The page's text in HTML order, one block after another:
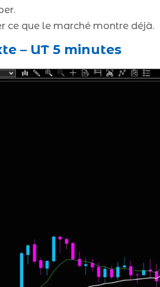
ce que le marché montre déjà.
– UT 5 minutes